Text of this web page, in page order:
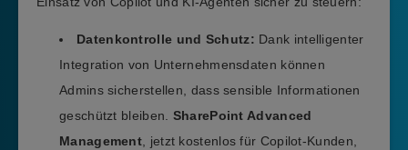
Datenkontrolle und Schutz: Dank intelligenter
Integration von Unternehmensdaten können
Admins sicherstellen, dass sensible Informationen
geschützt bleiben. SharePoint Advanced
Management , jetzt kostenlos für Copilot-Kunden,